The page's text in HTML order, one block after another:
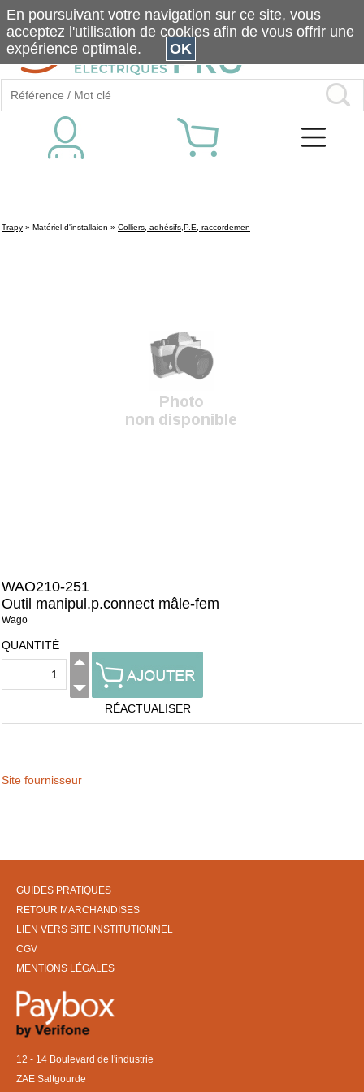
Trapy » Matériel d'installaion » Colliers, adhésifs,P.E, raccordemen
WAO210-251
Outil manipul.p.connect mâle-fem
Wago
QUANTITÉ
RÉACTUALISER
Site fournisseur
GUIDES PRATIQUES
RETOUR MARCHANDISES
LIEN VERS SITE INSTITUTIONNEL
CGV
MENTIONS LÉGALES
12 - 14 Boulevard de l'industrie
ZAE Saltgourde
En poursuivant votre navigation sur ce site, vous
acceptez l'utilisation de cookies afin de vous offrir une
expérience optimale.
OK